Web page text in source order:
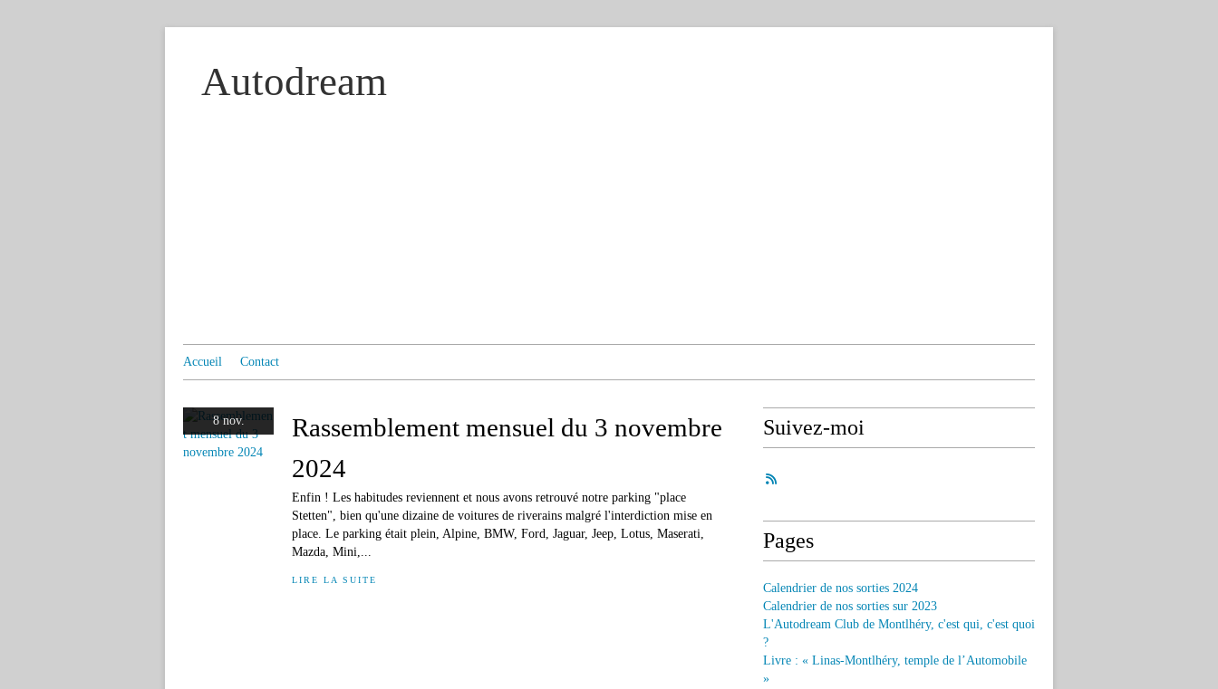
Autodream
Accueil Contact
8 nov.
Rassemblement mensuel du 3 novembre
2024
Enfin ! Les habitudes reviennent et nous avons retrouvé notre parking "place
Stetten", bien qu'une dizaine de voitures de riverains malgré l'interdiction mise en
place. Le parking était plein, Alpine, BMW, Ford, Jaguar, Jeep, Lotus, Maserati,
Mazda, Mini,...
LIRE LA SUITE
Suivez-moi
Pages
Calendrier de nos sorties 2024
Calendrier de nos sorties sur 2023
L'Autodream Club de Montlhéry, c'est qui, c'est quoi
?
Livre : « Linas-Montlhéry, temple de l’Automobile
»